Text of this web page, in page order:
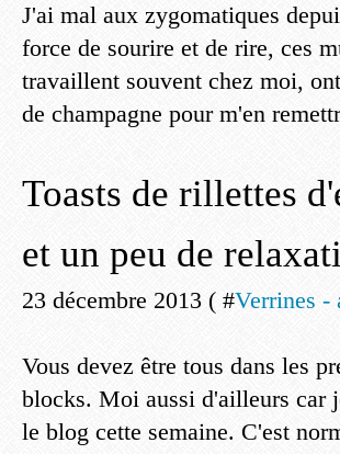
J'ai mal aux zygomatiques
force de sourire et de rire, ces
travaillent souvent chez moi,
de champagne pour m'en
Toasts de rillettes
et un peu de
23 décembre 2013 ( #Verrines -
Vous devez être tous dans les
blocks. Moi aussi d'ailleurs car
le blog cette semaine. C'est